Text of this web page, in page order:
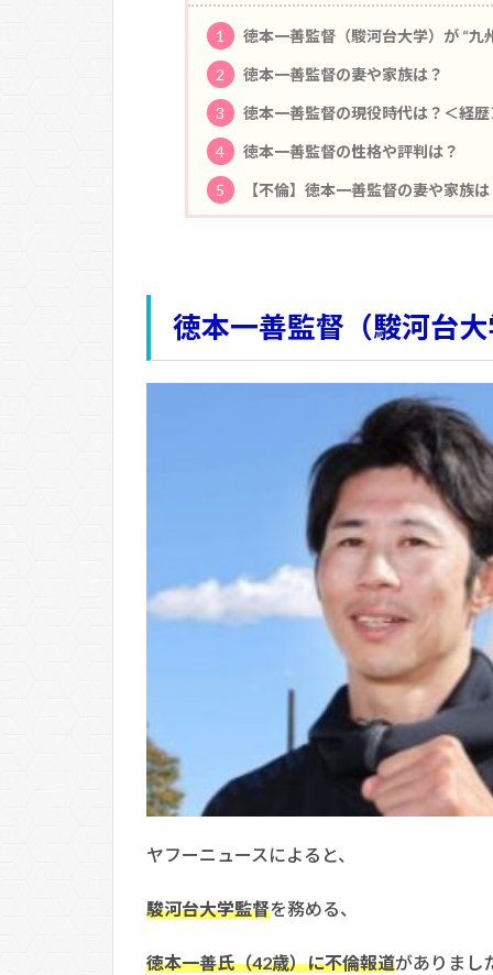
1 徳本一善監督（駿河台大学）が “九
2 徳本一善監督の妻や家族は？
3 徳本一善監督の現役時代は？＜経歴
4 徳本一善監督の性格や評判は？
5 【不倫】徳本一善監督の妻や家族
徳本一善監督（駿河台
ヤフーニュースによると、
駿河台大学監督を務める、
徳本一善氏（42歳）に不倫報道がありまし